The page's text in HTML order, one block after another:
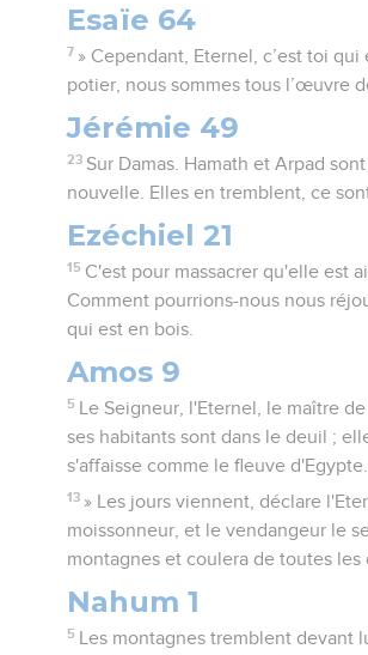
Esaïe 64
7 » Cependant, Eternel, c’est toi
potier, nous sommes tous l’œuvre
Jérémie 49
23 Sur Damas. Hamath et Arpad
nouvelle. Elles en tremblent, ce
Ezéchiel 21
15 C'est pour massacrer qu'elle est
Comment pourrions-nous nous
qui est en bois.
Amos 9
5
Le Seigneur, l'Eternel, le maître
ses habitants sont dans le deuil ;
s'affaisse comme le fleuve d'Egypte.
13 » Les jours viennent, déclare
moissonneur, et le vendangeur le
montagnes et coulera de toutes les
Nahum 1
5
Les montagnes tremblent devant